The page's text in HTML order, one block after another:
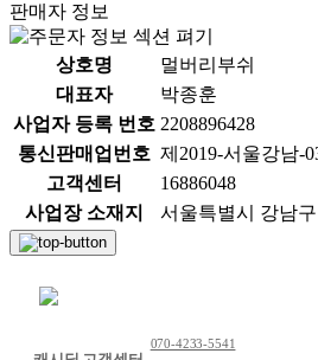
판매자 정보
상호명
멀버리부쉬
대표자
박종훈
사업자 등록 번호 2208896428
통신판매업번호 제2019-서울강남-
고객센터
16886048
사업장 소재지
서울특별시 강남
070-4233-5541